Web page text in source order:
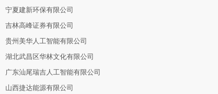
宁夏建新环保有限公司
吉林高峰证券有限公司
贵州美华人工智能有限公司
湖北武昌区华林文化有限公司
广东汕尾瑞吉人工智能有限公司
山西捷达能源有限公司